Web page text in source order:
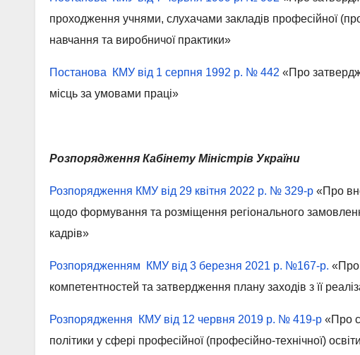
проходження учнями, слухачами закладів професійної
навчання та виробничої практики»
Постанова КМУ від 1 серпня 1992 р. № 442 «Про
місць за умовами праці»
Розпорядження Кабінету Міністрів України
Розпорядження КМУ від 29 квітня 2022 р. № 329-р «Про
щодо формування та розміщення регіонального
кадрів»
Розпорядженням КМУ від 3 березня 2021 р. №167-р. «Про
компетентностей та затвердження плану заходів з її
Розпорядження КМУ від 12 червня 2019 р. № 419-р «Про
політики у сфері професійної (професійно-технічної)